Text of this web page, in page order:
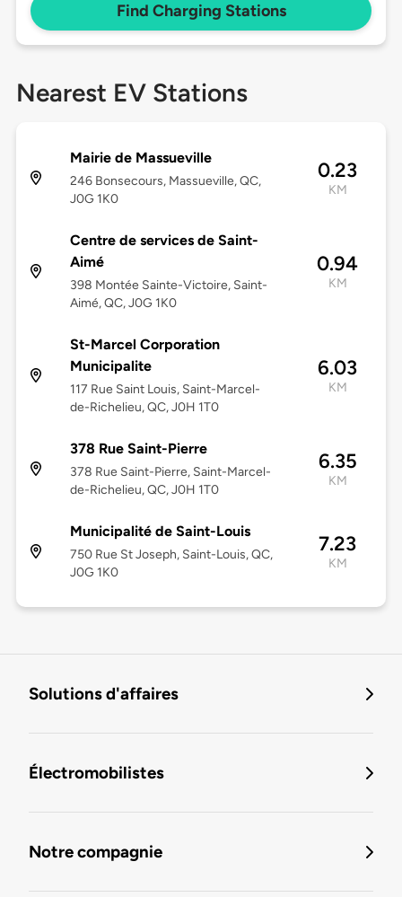
Find Charging Stations
Nearest EV Stations
Mairie de Massueville
246 Bonsecours, Massueville, QC,
J0G 1K0
0.23
KM
Centre de services de Saint-
Aimé
398 Montée Sainte-Victoire, Saint-
Aimé, QC, J0G 1K0
0.94
KM
St-Marcel Corporation
Municipalite
117 Rue Saint Louis, Saint-Marcel-
de-Richelieu, QC, J0H 1T0
6.03
KM
378 Rue Saint-Pierre
378 Rue Saint-Pierre, Saint-Marcel-
de-Richelieu, QC, J0H 1T0
6.35
KM
Municipalité de Saint-Louis
750 Rue St Joseph, Saint-Louis, QC,
J0G 1K0
7.23
KM
Solutions d'affaires
Électromobilistes
Notre compagnie